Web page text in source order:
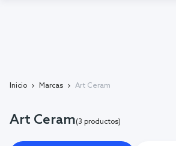
Inicio Marcas Art Ceram
Art Ceram(3 productos)